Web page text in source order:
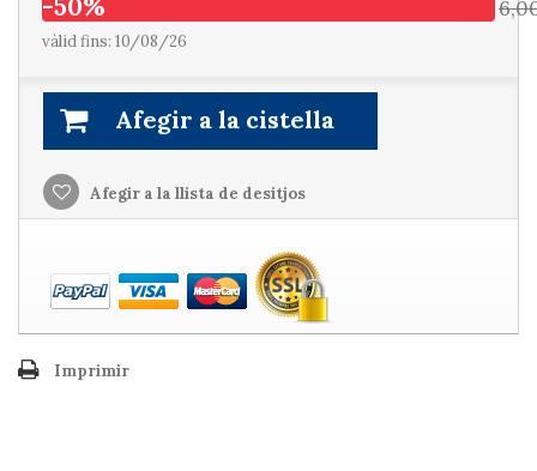
-50%
vàlid fins: 10/08/26
Afegir a la cistella
Afegir a la llista de desitjos
Imprimir